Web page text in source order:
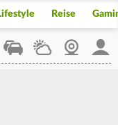
Reise
StaupilotWetterWebcam